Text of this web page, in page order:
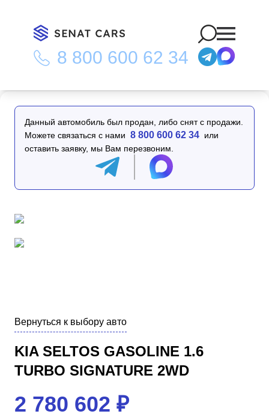
8 800 600 62 34
Главная Каталог/Kia Seltos Gasoline 1.6 Turbo Signature
2WD
Данный автомобиль был продан, либо снят с продажи.
Можете связаться с нами 8 800 600 62 34 или
оставить заявку, мы Вам перезвоним.
Вернуться к выбору авто
KIA SELTOS GASOLINE 1.6
TURBO SIGNATURE 2WD
2 780 602 ₽